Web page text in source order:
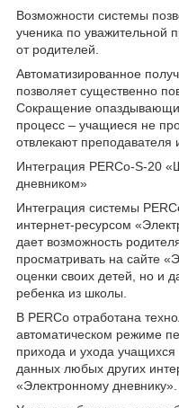
Возможности системы
ученика по уважительной
от родителей.
Автоматизированное
позволяет существенно
Сокращение
процесс – учащиеся не
отвлекают преподавателя
Интеграция PERCo-S-20
дневником»
Интеграция системы
интернет-ресурсом
дает возможность
просматривать на сайте
оценки своих детей, но и
ребенка из школы.
В PERCo отработана
автоматическом режиме
прихода и ухода
данных любых других
«Электронному дневнику».